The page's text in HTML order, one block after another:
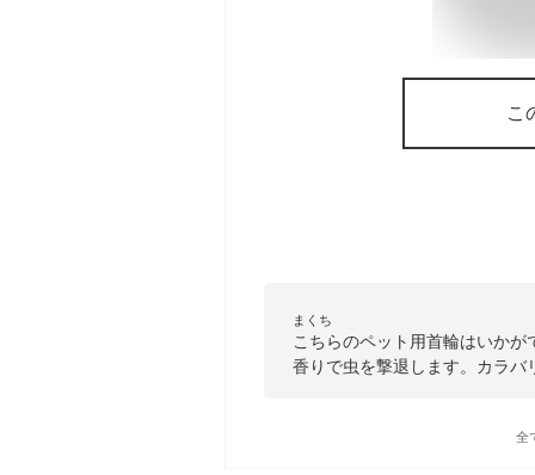
こ
まくち
こちらのペット用首輪はいか
香りで虫を撃退します。カラバ
全